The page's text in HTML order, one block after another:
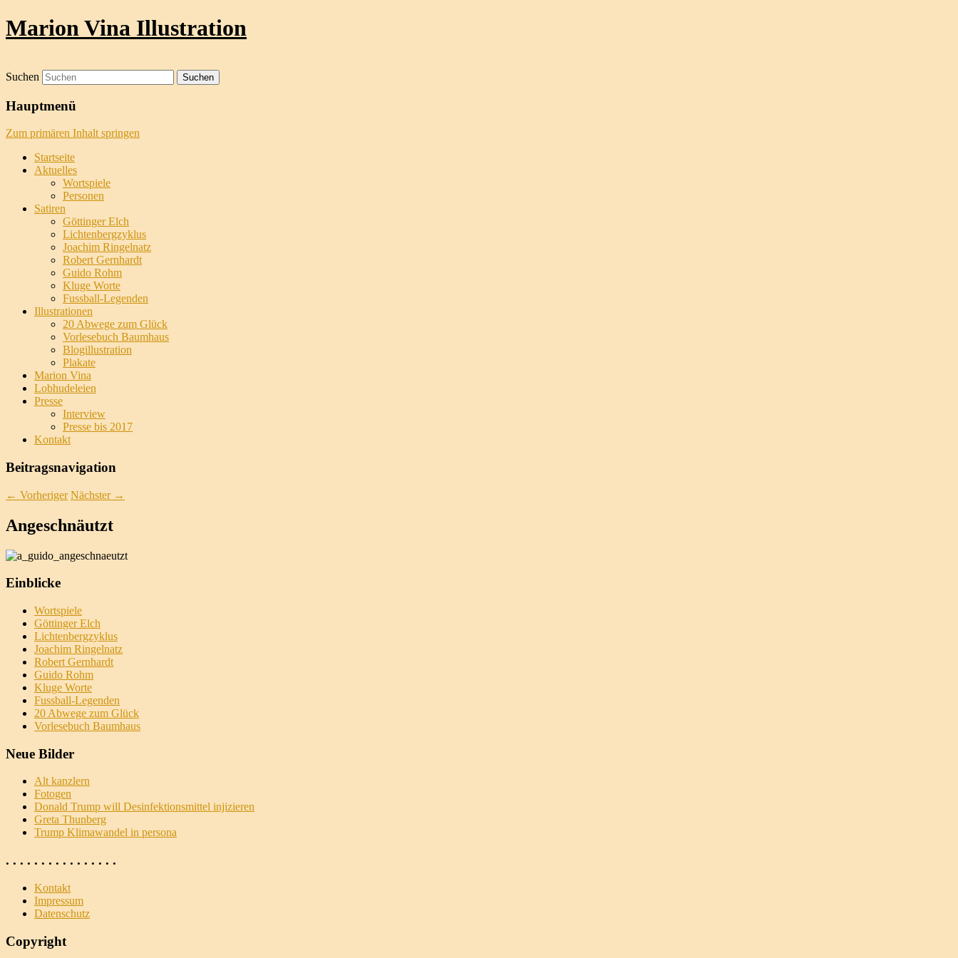
Marion Vina Illustration
Suchen
Hauptmenü
Zum primären Inhalt springen
Startseite
Aktuelles
Wortspiele
Personen
Satiren
Göttinger Elch
Lichtenbergzyklus
Joachim Ringelnatz
Robert Gernhardt
Guido Rohm
Kluge Worte
Fussball-Legenden
Illustrationen
20 Abwege zum Glück
Vorlesebuch Baumhaus
Blogillustration
Plakate
Marion Vina
Lobhudeleien
Presse
Interview
Presse bis 2017
Kontakt
Beitragsnavigation
← Vorheriger Nächster →
Angeschnäutzt
Einblicke
Wortspiele
Göttinger Elch
Lichtenbergzyklus
Joachim Ringelnatz
Robert Gernhardt
Guido Rohm
Kluge Worte
Fussball-Legenden
20 Abwege zum Glück
Vorlesebuch Baumhaus
Neue Bilder
Alt kanzlern
Fotogen
Donald Trump will Desinfektionsmittel injizieren
Greta Thunberg
Trump Klimawandel in per­so­na
. . . . . . . . . . . . . . . .
Kontakt
Impressum
Datenschutz
Copyright